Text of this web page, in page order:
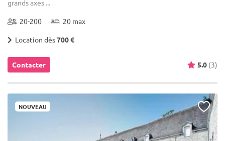
grands axes ...
20-200 20 max
Location dès700 €
Contacter 5.0 (3)
NOUVEAU